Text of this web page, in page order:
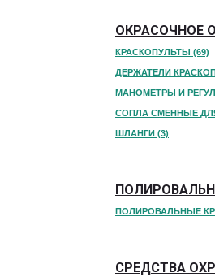
ОКРАСОЧНОЕ
КРАСКОПУЛЬТЫ (69)
ДЕРЖАТЕЛИ
МАНОМЕТРЫ И
СОПЛА СМЕННЫЕ
ШЛАНГИ (3)
ПОЛИРОВАЛЬНЫЕ
СРЕДСТВА